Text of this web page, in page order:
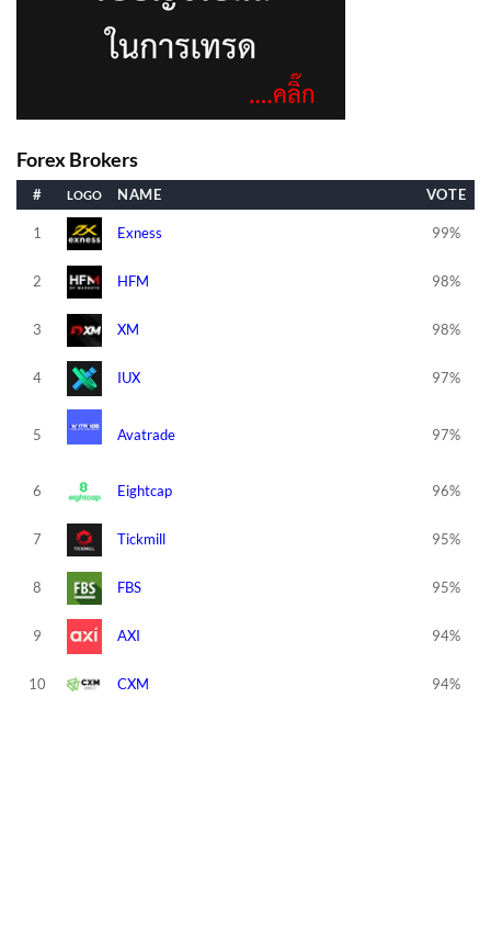
Forex Brokers
# NAME VOTE
1 Exness 99%
2 HFM 98%
3 XM 98%
4 IUX 97%
5 Avatrade 97%
6 Eightcap 96%
7 Tickmill 95%
8 FBS 95%
9 AXI 94%
10 CXM 94%